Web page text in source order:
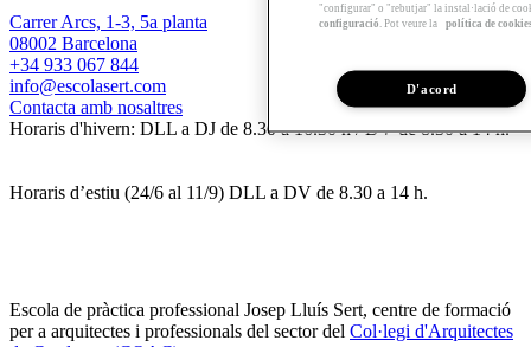
Carrer Arcs, 1-3, 5a planta
08002 Barcelona
+34 933 067 844
info@escolasert.com
Contacta amb nosaltres
Horaris d'hivern: DLL a DJ de 8.30 a 16.30 h / DV de 8.30 a 14 h.
Horaris d’estiu (24/6 al 11/9) DLL a DV de 8.30 a 14 h.
Escola de pràctica professional Josep Lluís Sert, centre de formació
per a arquitectes i professionals del sector del Col·legi d'Arquitectes
"configurar" o "rebutjar" la instal·lació de
configuració . Pot veure la política de
D'acord